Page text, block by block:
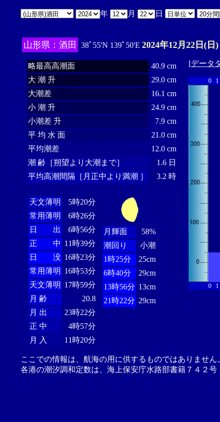
年 月 日
山形県：酒田 38ﾟ55'N 139ﾟ50'E 2024年12月22日(日)
略最高高潮面
40.9 cm
大 潮 升
29.0 cm
大潮差
16.1 cm
小 潮 升
24.9 cm
小潮差 升
7.9 cm
平 均 水 面
21.0 cm
平均潮差
12.0 cm
潮 齢［朔望より大潮まで］
1.6 日
平均高潮間隔［月正中より満潮 ］
3.2 時
天文薄明
5時20分
常用薄明
6時26分
日 出
6時56分
正 中 11時39分
日 没 16時23分
常用薄明 16時53分
天文薄明 17時59分
月 齢
20.8
月 出
23時22分
正 中
4時57分
月 入
11時20分
月輝面
58%
潮回り
小潮
1時25分
25cm
6時40分
29cm
13時56分 13cm
21時22分 29cm
[データ
0 1
0 1
ここでの情報は、航海の用に供するものではありませ
各港の潮汐調和定数は、海上保安庁水路部書籍７４２